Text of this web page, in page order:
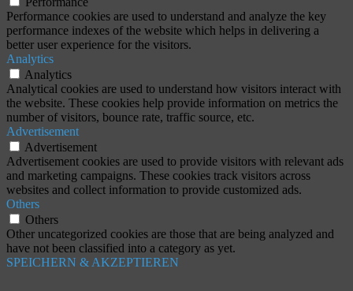
Performance cookies are used to understand and analyze the key
performance indexes of the website which helps in delivering a
better user experience for the visitors.
Analytics
Analytics
Analytical cookies are used to understand how visitors interact with
the website. These cookies help provide information on metrics the
number of visitors, bounce rate, traffic source, etc.
Advertisement
Advertisement
Advertisement cookies are used to provide visitors with relevant ads
and marketing campaigns. These cookies track visitors across
websites and collect information to provide customized ads.
Others
Others
Other uncategorized cookies are those that are being analyzed and
have not been classified into a category as yet.
SPEICHERN & AKZEPTIEREN